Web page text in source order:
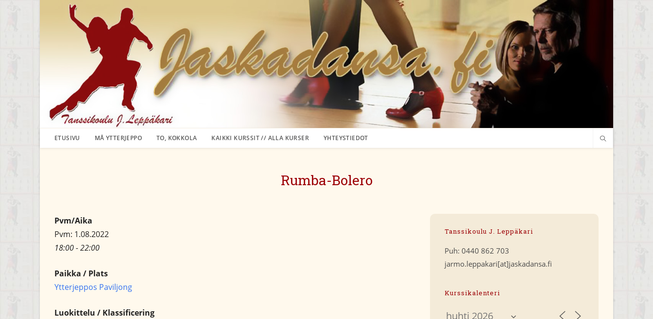
ETUSIVU MÅ YTTERJEPPO TO, KOKKOLA KAIKKI KURSSIT // ALLA KURSER YHTEYSTIEDOT
Rumba-Bolero
Pvm/Aika
Pvm: 1.08.2022
18:00 - 22:00
Paikka / Plats
Ytterjeppos Paviljong
Luokittelu / Klassificering
Tanssikoulu J. Leppäkari
Puh: 0440 862 703
jarmo.leppakari[at]jaskadansa.fi
Kurssikalenteri